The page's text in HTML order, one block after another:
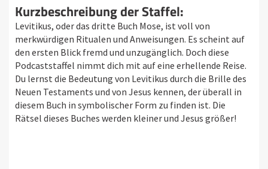
Kurzbeschreibung der Staffel:
Levitikus, oder das dritte Buch Mose, ist voll von
merkwürdigen Ritualen und Anweisungen. Es scheint auf
den ersten Blick fremd und unzugänglich. Doch diese
Podcaststaffel nimmt dich mit auf eine erhellende Reise.
Du lernst die Bedeutung von Levitikus durch die Brille des
Neuen Testaments und von Jesus kennen, der überall in
diesem Buch in symbolischer Form zu finden ist. Die
Rätsel dieses Buches werden kleiner und Jesus größer!